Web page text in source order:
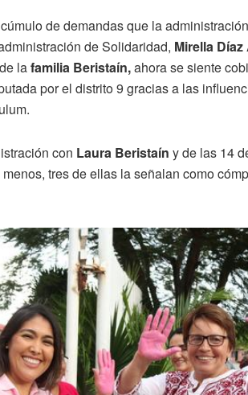
de demandas que la
de Solidaridad, Mirella
lafamilia Beristaín,ahora se siente
por el distrito 9 gracias a las
con Laura Beristaín y de las 14
tres de ellas la señalan como